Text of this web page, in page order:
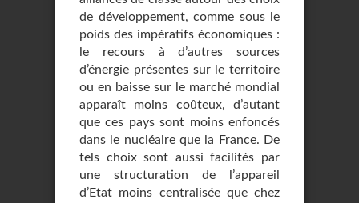
de développement, comme sous le
poids des impératifs économiques :
le recours à d’autres sources
d’énergie présentes sur le territoire
ou en baisse sur le marché mondial
apparaît moins coûteux, d’autant
que ces pays sont moins enfoncés
dans le nucléaire que la France. De
tels choix sont aussi facilités par
une structuration de l’appareil
d’Etat moins centralisée que chez